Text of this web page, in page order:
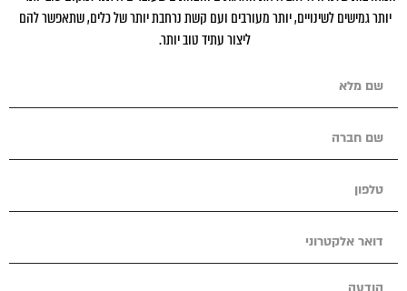
יותר גמישים לשינויים, יותר מעורבים ועם קשת נרחבת יותר של כלים, שתאפשר להם
ליצור עתיד טוב יותר.